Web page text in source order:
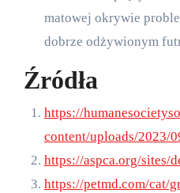
matowej okrywie
dobrze odżywionym
Źródła
https://
content/uploads/2023/
https://aspca.org/sites/
https://petmd.com/cat/